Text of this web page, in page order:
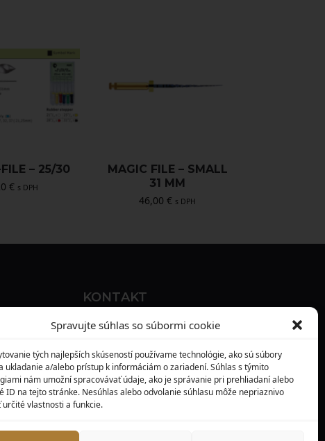
Spravujte súhlas so súbormi cookie
tých najlepších skúseností používame technológie, ako sú súbory
ukladanie a/alebo prístup k informáciám o zariadení. Súhlas s týmito
nám umožní spracovávať údaje, ako je správanie pri prehliadaní alebo
ID na tejto stránke. Nesúhlas alebo odvolanie súhlasu môže nepriaznivo
určité vlastnosti a funkcie.
– 25/30
€ s DPH
MAGIC FILE – SMALL
31 MM
46,00€ s DPH
KONTAKT
MAXILO DENTAL, s. r. o.
917 05 Trnava
info@maxilodental.sk
0948 101 067